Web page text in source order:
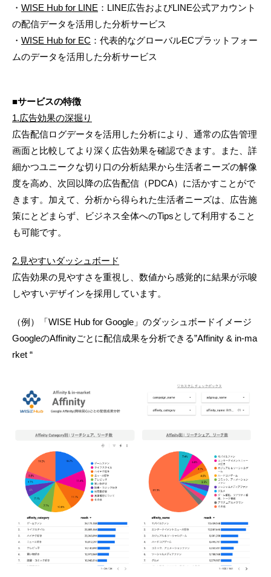
・ WISE Hub for LINE ：LINE広告およびLINE公式アカウント
の配信データを活用した分析サービス
・ WISE Hub for EC ：代表的なグローバルECプラットフォー
ムのデータを活用した分析サービス
■サービスの特徴
1.広告効果の深掘り
広告配信ログデータを活用した分析により、通常の広告管理
画面と比較してより深く広告効果を確認できます。また、詳
細かつユニークな切り口の分析結果から生活者ニーズの解像
度を高め、次回以降の広告配信（PDCA）に活かすことがで
きます。加えて、分析から得られた生活者ニーズは、広告施
策にとどまらず、ビジネス全体へのTipsとして利用すること
も可能です。
2.見やすいダッシュボード
広告効果の見やすさを重視し、数値から感覚的に結果が示唆
しやすいデザインを採用しています。
（例）「WISE Hub for Google」のダッシュボードイメージ
GoogleのAffinityごとに配信成果を分析できる”Affinity & in-ma
rket “